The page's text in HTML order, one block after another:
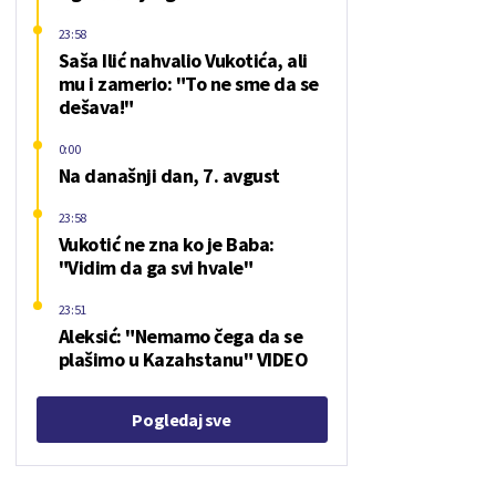
Saša Ilić nahvalio Vukotića, ali
mu i zamerio: "To ne sme da se
dešava!"
23:58
Na današnji dan, 7. avgust
0:00
Vukotić ne zna ko je Baba:
"Vidim da ga svi hvale"
23:58
Aleksić: "Nemamo čega da se
plašimo u Kazahstanu" VIDEO
23:51
Pogledaj sve